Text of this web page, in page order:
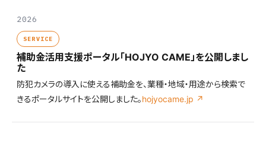
2026
SERVICE
補助金活用支援ポータル「HOJYO CAME」を公開しまし
た
防犯カメラの導入に使える補助金を、業種・地域・用途から検索で
きるポータルサイトを公開しました。hojyocame.jp ↗